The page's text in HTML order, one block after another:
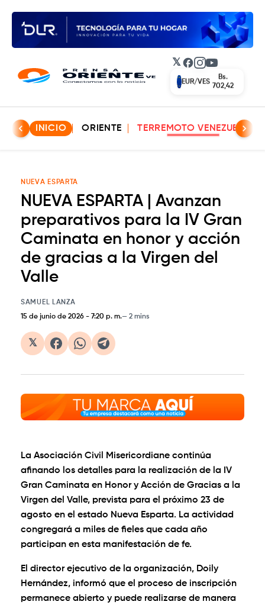
𝕏 Facebook
Instagram
YouTube
EUR/VES
Bs.
702,42
INICIO ORIENTE TERREMOTO VENEZUELA
NUEVA ESPARTA
NUEVA ESPARTA | Avanzan
preparativos para la IV Gran
Caminata en honor y acción
de gracias a la Virgen del
Valle
SAMUEL LANZA
15 de junio de 2026 - 7:20 p. m. 2 mins
𝕏
La Asociación Civil Misericordiane continúa
afinando los detalles para la realización de la IV
Gran Caminata en Honor y Acción de Gracias a la
Virgen del Valle, prevista para el próximo 23 de
agosto en el estado Nueva Esparta. La actividad
congregará a miles de fieles que cada año
participan en esta manifestación de fe.
El director ejecutivo de la organización, Doily
Hernández, informó que el proceso de inscripción
permanece abierto y puede realizarse de manera